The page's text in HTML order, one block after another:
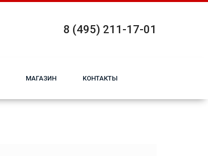
8 (495) 211-17-01
МАГАЗИН КОНТАКТЫ